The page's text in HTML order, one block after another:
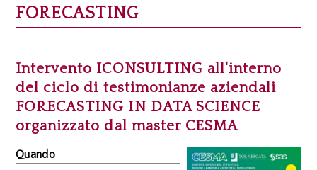
FORECASTING
Intervento ICONSULTING all'interno
del ciclo di testimonianze aziendali
FORECASTING IN DATA SCIENCE
organizzato dal master CESMA
Quando